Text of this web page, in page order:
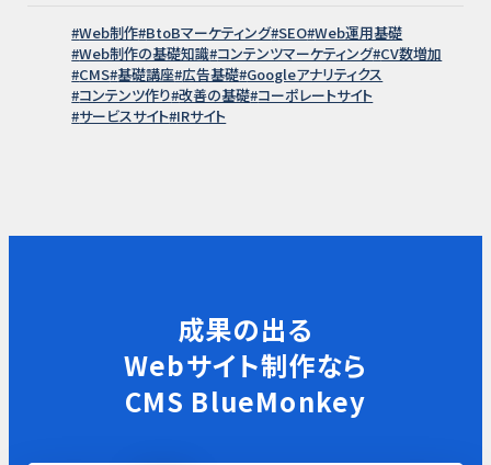
Web制作 BtoBマーケティング SEO Web運用基礎
Web制作の基礎知識 コンテンツマーケティング CV数増加
CMS 基礎講座 広告基礎 Googleアナリティクス
コンテンツ作り 改善の基礎 コーポレートサイト
サービスサイト IRサイト
成果の出る
Webサイト制作なら
CMS BlueMonkey